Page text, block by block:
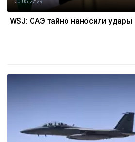
30.05 22:29
WSJ: ОАЭ тайно наносили удары